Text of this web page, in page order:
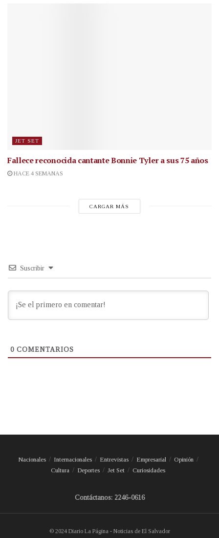
JET SET
Fallece reconocida cantanteBonnie Tyler a sus 75 años
HACE 4 SEMANAS
CARGAR MÁS
Suscribir
0 COMENTARIOS
Nacionales Internacionales Entrevistas Empresarial
Opinión
Cultura
Deportes Jet Set Curiosidades
Contáctanos: 2246-0616
© 2024 Diario La Página - Noticias de El Salvador